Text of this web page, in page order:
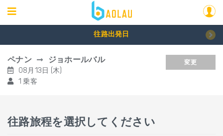
往路出発日
ペナン ジョホールバル
08月13日 (木)
1 乗客
変更
往路旅程を選択してください